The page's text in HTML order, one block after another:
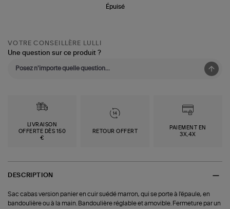
Épuisé
VOTRE CONSEILLÈRE LULLI
Une question sur ce produit ?
LIVRAISON
OFFERTE DÈS 150
€
RETOUR OFFERT
PAIEMENT EN
3X,4X
DESCRIPTION
Sac cabas version panier en cuir suédé marron, qui se porte à l'épaule, en
bandoulière ou à la main. Bandoulière réglable et amovible. Fermeture par un